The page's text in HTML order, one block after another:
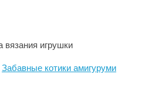
вязания игрушки
Забавные котики амигуруми